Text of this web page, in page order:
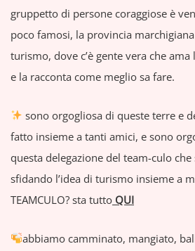
gruppetto di persone coraggiose è
poco famosi, la provincia
turismo, dove c’è gente vera che
e la racconta come meglio sa fare.
sono orgogliosa di queste terre e
fatto insieme a tanti amici, e sono
questa delegazione del team-culo che
sfidando l’idea di turismo insieme a
TEAMCULO? sta tutto QUI
abbiamo camminato, mangiato,